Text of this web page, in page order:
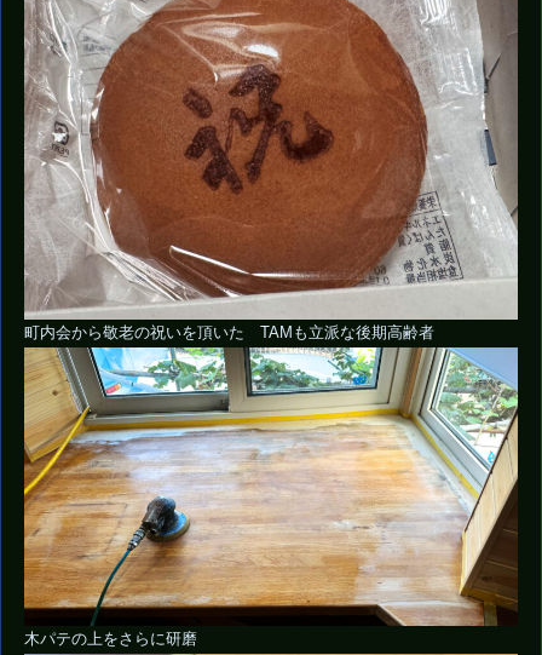
町内会から敬老の祝いを頂いた TAMも立派な後期高齢者
木パテの上をさらに研磨